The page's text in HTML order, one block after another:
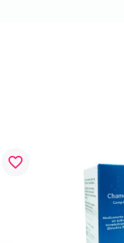
favorite_border